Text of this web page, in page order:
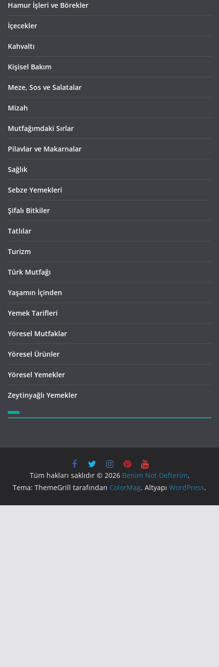
Hamur İşleri ve Börekler
İçecekler
Kahvaltı
Kişisel Bakım
Meze, Sos ve Salatalar
Mizah
Mutfağımdaki Sırlar
Pilavlar ve Makarnalar
Sağlık
Sebze Yemekleri
Şifalı Bitkiler
Tatlılar
Turizm
Türk Mutfağı
Yaşamın İçinden
Yemek Tarifleri
Yöresel Mutfaklar
Yöresel Ürünler
Yöresel Yemekler
Zeytinyağlı Yemekler
Tüm hakları saklıdır © 2026 Benim Not Defterim.
Tema: ThemeGrill tarafından ColorMag. Altyapı WordPress.